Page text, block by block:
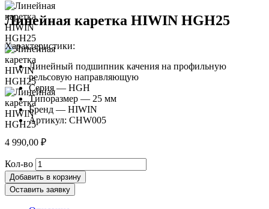
Линейная каретка HIWIN HGH25
Характеристики:
Линейный подшипник качения на профильную
рельсовую направляющую
Серия — HGH
Типоразмер — 25 мм
Бренд — HIWIN
Артикул: CHW005
4 990,00 ₽
Кол-во Количество
товара
Линейная
каретка
Добавить в корзину
Оставить заявку